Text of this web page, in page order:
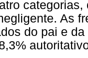
As
do pai e